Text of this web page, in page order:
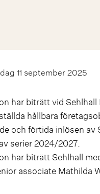
11 september 2025
har biträtt vid
hållbara
och förtida inlösen
serier 2024/2027.
har biträtt Sehlhall
associate Mathilda